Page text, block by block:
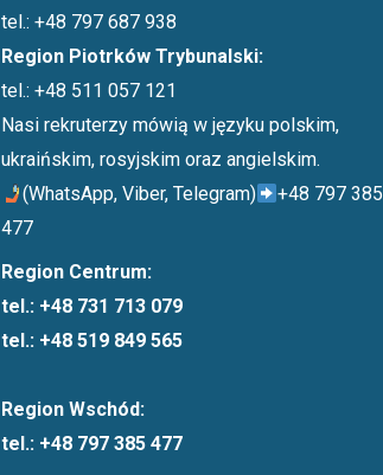
tel.: +48 797 687 938
Region Piotrków Trybunalski:
tel.: +48 511 057 121
Nasi rekruterzy mówią w języku polskim,
ukraińskim, rosyjskim oraz angielskim.
(WhatsApp, Viber, Telegram)
+48 797 385
477
Region Centrum:
tel.: +48 731 713 079
tel.: +48 519 849 565
Region Wschód:
tel.: +48 797 385 477